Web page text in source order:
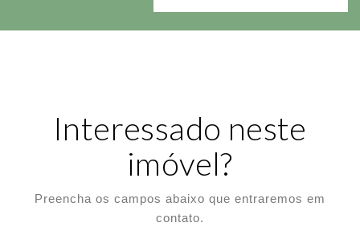
Interessado neste
imóvel?
Preencha os campos abaixo que entraremos em
contato.